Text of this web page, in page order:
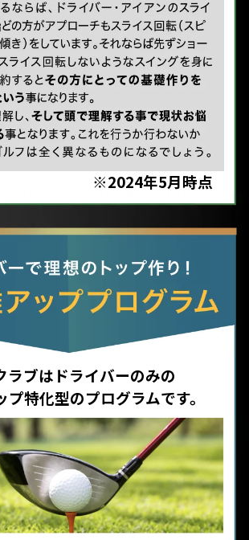
※2024年5月時点
ラブはドライバーのみの
プ特化型のプログラムです。